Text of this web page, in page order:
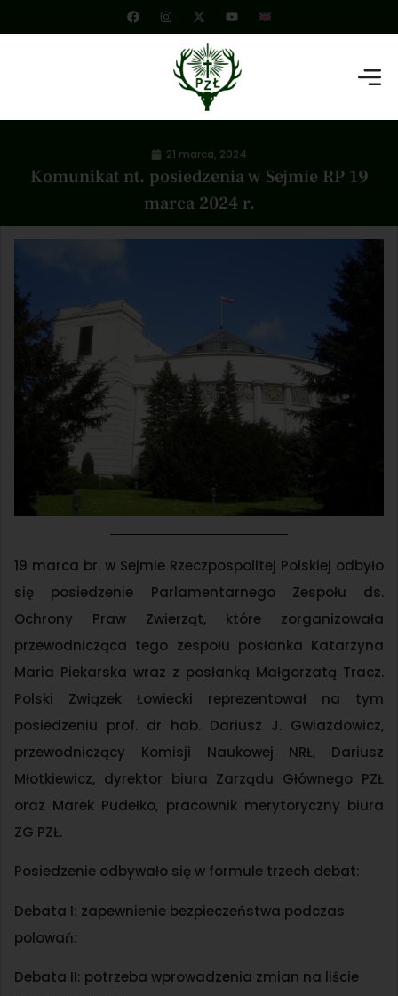
Komunikat nt. posiedzenia w Sejmie RP 19
marca 2024 r.
21 marca, 2024
19 marca br. w Sejmie Rzeczpospolitej Polskiej odbyło
się posiedzenie Parlamentarnego Zespołu ds.
Ochrony Praw Zwierząt, które zorganizowała
przewodnicząca tego zespołu posłanka Katarzyna
Maria Piekarska wraz z posłanką Małgorzatą Tracz.
Polski Związek Łowiecki reprezentował na tym
posiedzeniu prof. dr hab. Dariusz J. Gwiazdowicz,
przewodniczący Komisji Naukowej NRŁ, Dariusz
Młotkiewicz, dyrektor biura Zarządu Głównego PZŁ
oraz Marek Pudełko, pracownik merytoryczny biura
ZG PZŁ.
Posiedzenie odbywało się w formule trzech debat:
Debata I: zapewnienie bezpieczeństwa podczas
polowań:
Debata II: potrzeba wprowadzenia zmian na liście